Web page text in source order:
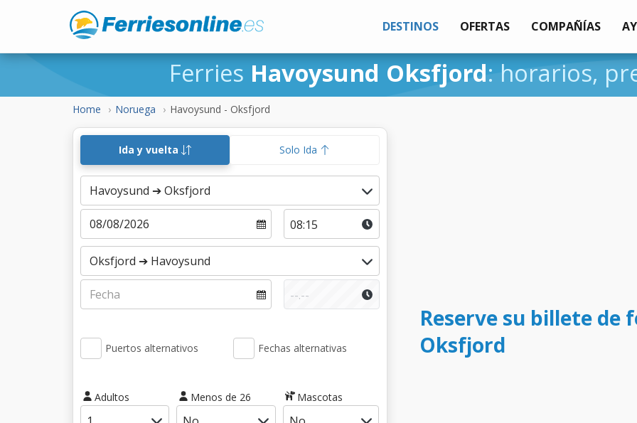
DESTINOS OFERTAS COMPAÑÍAS
Ferries Havoysund Oksfjord: horarios,
Home Noruega Havoysund - Oksfjord
Ida y vuelta Solo Ida
Puertos alternativos Fechas alternativas
Adultos Menos de 26 Mascotas
Reserve su billete de
Oksfjord